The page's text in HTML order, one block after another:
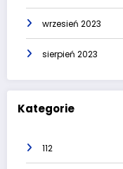
wrzesień 2023
sierpień 2023
Kategorie
112